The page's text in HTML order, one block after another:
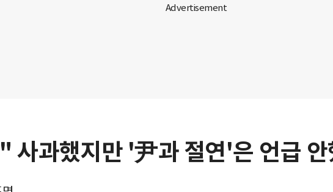
사과했지만 '尹과 절연'은 언급 안